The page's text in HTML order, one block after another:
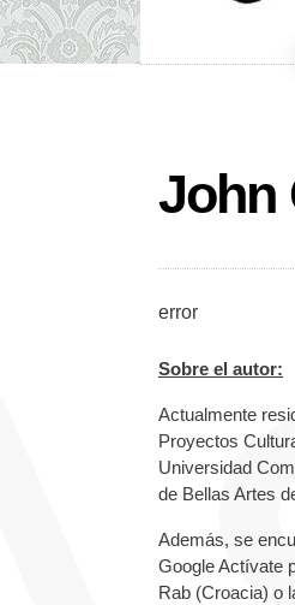
John
error
Sobre el autor:
Actualmente
Proyectos
Universidad
de Bellas Artes
Además, se
Google Actívate
Rab (Croacia) o